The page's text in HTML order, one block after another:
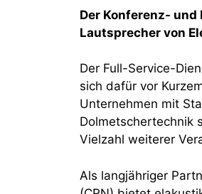
Der Konferenz-
Lautsprecher von
Der Full-Service-
sich dafür vor
Unternehmen mit
Dolmetschertechnik
Vielzahl weiterer
Als langjähriger